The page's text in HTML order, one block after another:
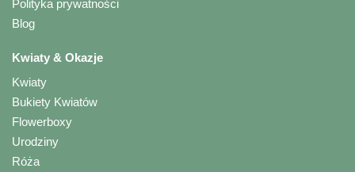
Polityka prywatności
Blog
Kwiaty & Okazje
Kwiaty
Bukiety Kwiatów
Flowerboxy
Urodziny
Róża